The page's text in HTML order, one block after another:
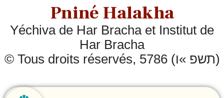
Pniné Halakha
Yéchiva de Har Bracha et Institut de
Har Bracha
© Tous droits réservés, 5786 (תשפ »ו)